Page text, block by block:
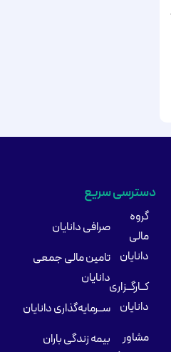
دسترسی سریع
گروه
مالی
دانایان
کــارگــزاری
دانایان
مشاور
صرافی دانایان
تامین مالی جمعی
دانایان
ســرمایه‌گذاری دانایان
بیمه زندگی باران